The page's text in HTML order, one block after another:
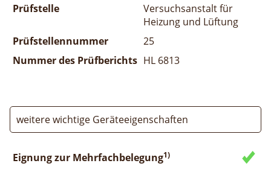
Prüfstelle
Versuchsanstalt für
Heizung und Lüftung
Prüfstellennummer
25
Nummer des Prüfberichts HL 6813
weitere wichtige Geräteeigenschaften
Eignung zur Mehrfachbelegung1)